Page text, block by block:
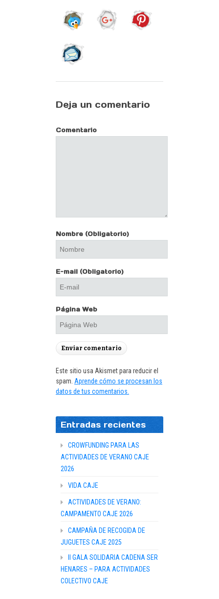
Deja un comentario
Comentario
Nombre (Obligatorio)
E-mail (Obligatorio)
Página Web
Este sitio usa Akismet para reducir el
spam. Aprende cómo se procesan los
datos de tus comentarios.
Entradas recientes
CROWFUNDING PARA LAS
ACTIVIDADES DE VERANO CAJE
2026
VIDA CAJE
ACTIVIDADES DE VERANO:
CAMPAMENTO CAJE 2026
CAMPAÑA DE RECOGIDA DE
JUGUETES CAJE 2025
II GALA SOLIDARIA CADENA SER
HENARES – PARA ACTIVIDADES
COLECTIVO CAJE